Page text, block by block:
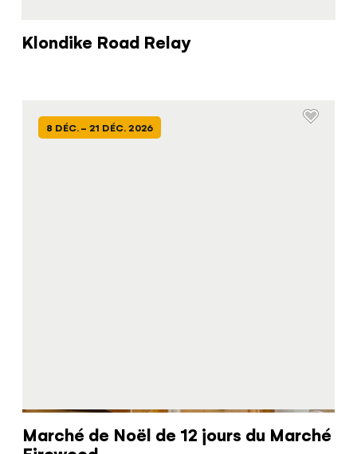
Klondike Road Relay
8 DÉC. - 21 DÉC. 2026
Marché de Noël de 12 jours du Marché